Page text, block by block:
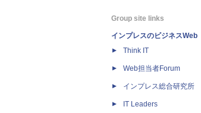
Group site links
インプレスのビジネスWeb
Think IT
Web担当者Forum
インプレス総合研究所
IT Leaders